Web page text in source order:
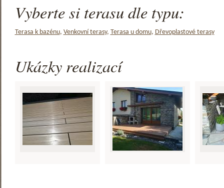
Vyberte si terasu dle typu:
Terasa k bazénu, Venkovní terasy, Terasa u domu, Dřevoplastové terasy
Ukázky realizací